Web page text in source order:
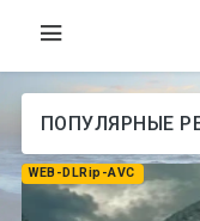
ПОПУЛЯРНЫЕ
WEB-DLRip-AVC